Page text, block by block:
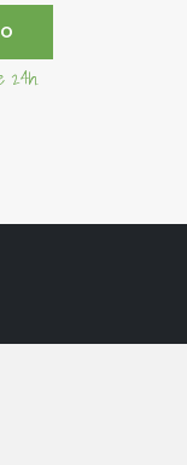
24h.
3, 01002 - Vitoria-